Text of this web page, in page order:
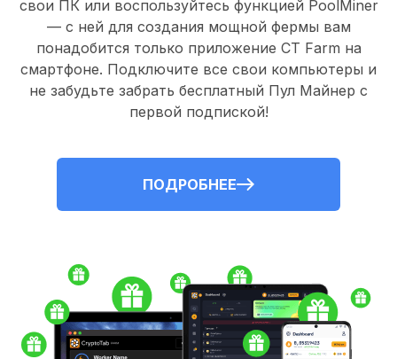
свои ПКили воспользуйтесь функцией PoolMiner
— с ней для создания мощной фермы вам
понадобится только приложение CT Farm на
смартфоне. Подключите все свои компьютеры и
не забудьте забрать бесплатный Пул Майнер с
первой подпиской!
ПОДРОБНЕЕ